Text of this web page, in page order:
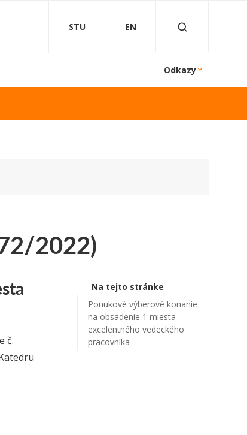
STU EN
Odkazy
2022)
Na tejto stránke
Ponukové výberové konanie
na obsadenie 1 miesta
excelentného vedeckého
pracovníka
č.